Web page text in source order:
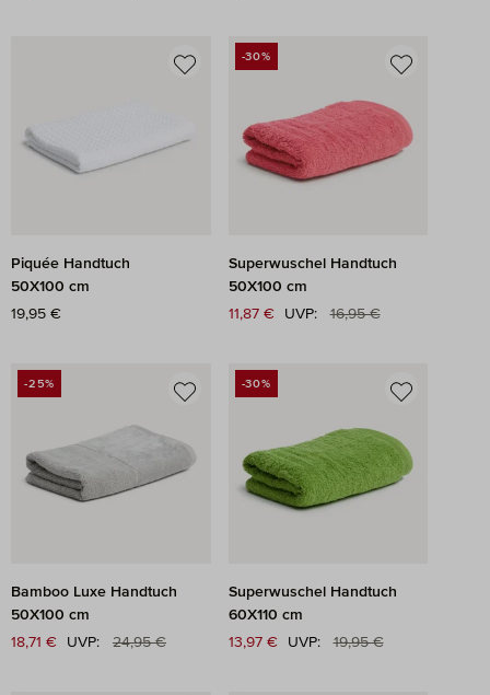
Piquée Handtuch
50X100 cm
Regulärer Preis:
19,95 €
RABATT
-30%
Superwuschel Handtuch
50X100 cm
Verkaufspreis:
11,87 € UVP: Regulärer Preis:
16,95 €
RABATT
-25%
Bamboo Luxe Handtuch
50X100 cm
Verkaufspreis:
18,71 € UVP: Regulärer Preis:
24,95 €
RABATT
-30%
Superwuschel Handtuch
60X110 cm
Verkaufspreis:
13,97 € UVP: Regulärer Preis:
19,95 €